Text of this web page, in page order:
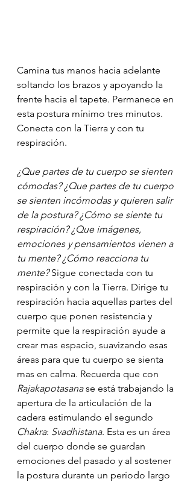
Camina tus manos hacia adelante
soltando los brazos y apoyando la
frente hacia el tapete. Permanece en
esta postura mínimo tres minutos.
Conecta con la Tierra y con tu
respiración.
¿Que partes de tu cuerpo se sienten
cómodas? ¿Que partes de tu cuerpo
se sienten incómodas y quieren salir
de la postura? ¿Cómo se siente tu
respiración? ¿Que imágenes,
emociones y pensamientos vienen a
tu mente? ¿Cómo reacciona tu
mente? Sigue conectada con tu
respiración y con la Tierra. Dirige tu
respiración hacia aquellas partes del
cuerpo que ponen resistencia y
permite que la respiración ayude a
crear mas espacio, suavizando esas
áreas para que tu cuerpo se sienta
mas en calma. Recuerda que con
Rajakapotasana se está trabajando la
apertura de la articulación de la
cadera estimulando el segundo
Chakra: Svadhistana. Esta es un área
del cuerpo donde se guardan
emociones del pasado y al sostener
la postura durante un período largo